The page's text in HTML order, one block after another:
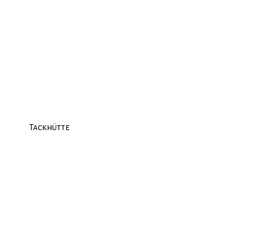
Tackhütte